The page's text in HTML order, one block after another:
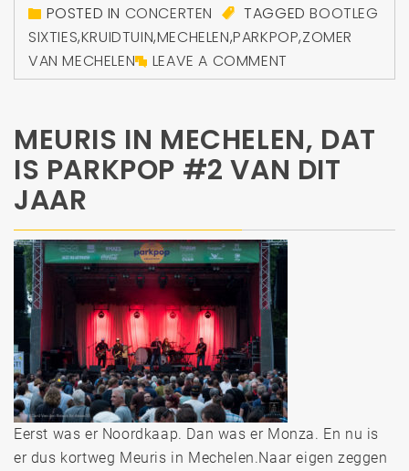
POSTED IN CONCERTEN TAGGEDBOOTLEG
SIXTIES,KRUIDTUIN,MECHELEN,PARKPOP,ZOMER
VAN MECHELEN
LEAVE A COMMENT
MEURIS IN MECHELEN, DAT
IS PARKPOP #2 VAN DIT
JAAR
Eerst was er Noordkaap. Dan was er Monza. En nu is
er dus kortweg Meuris in Mechelen.Naar eigen zeggen